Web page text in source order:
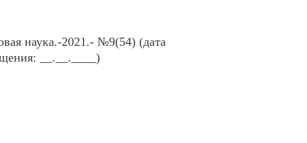
наука.-2021.- №9(54) (дата
__.__.____)